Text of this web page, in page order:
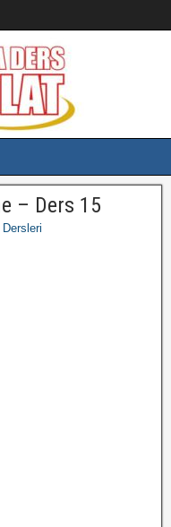
– Ders 15